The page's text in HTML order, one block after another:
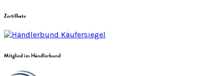
Zertifkate
Mitglied im Händlerbund